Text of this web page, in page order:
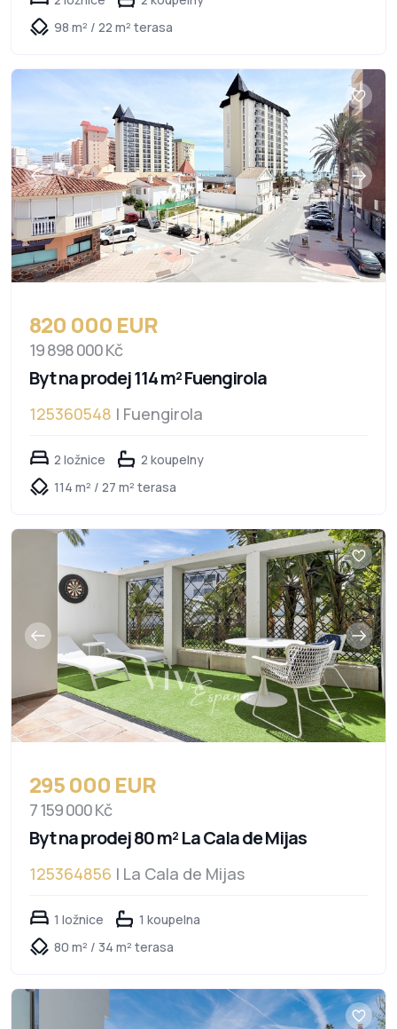
98 m² / 22 m² terasa
820 000 EUR
19 898 000 Kč
Byt na prodej 114 m² Fuengirola
125360548 | Fuengirola
2 ložnice
2 koupelny
114 m² / 27 m² terasa
295 000 EUR
7 159 000 Kč
Byt na prodej 80 m² La Cala de Mijas
125364856 | La Cala de Mijas
1 ložnice
1 koupelna
80 m² / 34 m² terasa